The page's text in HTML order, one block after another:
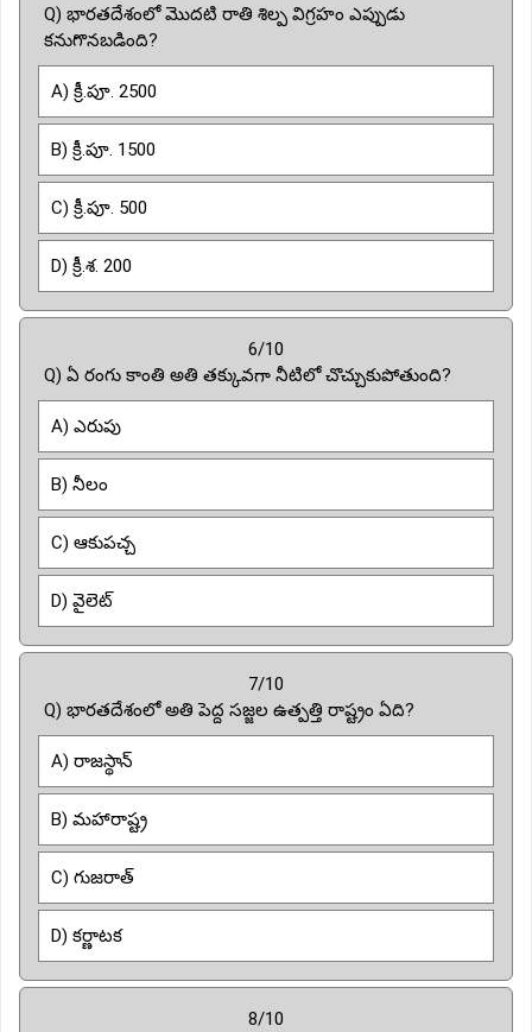
Q) భారతదేశంలో మొదటి రాతి శిల్ప విగ్రహం ఎప్పుడు
కనుగొనబడింది?
A) క్రీ.పూ. 2500
B) క్రీ.పూ. 1500
C) క్రీ.పూ. 500
D) క్రీ.శ. 200
6/10
Q) ఏ రంగు కాంతి అతి తక్కువగా నీటిలో చొచ్చుకుపోతుంది?
A) ఎరుపు
B) నీలం
C) ఆకుపచ్చ
D) వైలెట్
7/10
Q) భారతదేశంలో అతి పెద్ద సజ్జల ఉత్పత్తి రాష్ట్రం ఏది?
A) రాజస్థాన్
B) మహారాష్ట్ర
C) గుజరాత్
D) కర్ణాటక
8/10